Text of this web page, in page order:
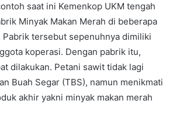
saat ini Kemenkop UKM tengah
Minyak Makan Merah di beberapa
tersebut sepenuhnya dimiliki
koperasi. Dengan pabrik itu,
dilakukan. Petani sawit tidak lagi
Buah Segar (TBS), namun menikmati
akhir yakni minyak makan merah